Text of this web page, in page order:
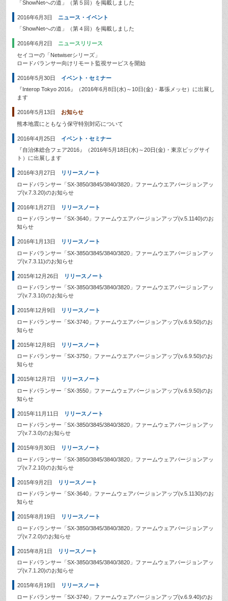
「ShowNetへの道」（第５回）を掲載しました
2016年6月3日
ニュース・イベント
「ShowNetへの道」（第４回）を掲載しました
2016年6月2日
ニュースリリース
セイコーの「Netwiserシリーズ」
ロードバランサー向けリモート監視サービスを開始
2016年5月30日
イベント・セミナー
『Interop Tokyo 2016』（2016年6月8日(水)～10日(金)・幕張メッセ）に出展し
ます
2016年5月13日
お知らせ
熊本地震にともなう保守特別対応について
2016年4月25日
イベント・セミナー
『自治体総合フェア2016』（2016年5月18日(水)～20日(金)・東京ビッグサイ
ト）に出展します
2016年3月27日
リリースノート
ロードバランサー「SX-3850/3845/3840/3820」ファームウエアバージョンアッ
プ(v.7.3.20)のお知らせ
2016年1月27日
リリースノート
ロードバランサー「SX-3640」ファームウエアバージョンアップ(v.5.1140)のお
知らせ
2016年1月13日
リリースノート
ロードバランサー「SX-3850/3845/3840/3820」ファームウエアバージョンアッ
プ(v.7.3.11)のお知らせ
2015年12月26日
リリースノート
ロードバランサー「SX-3850/3845/3840/3820」ファームウエアバージョンアッ
プ(v.7.3.10)のお知らせ
2015年12月9日
リリースノート
ロードバランサー「SX-3740」ファームウエアバージョンアップ(v.6.9.50)のお
知らせ
2015年12月8日
リリースノート
ロードバランサー「SX-3750」ファームウエアバージョンアップ(v.6.9.50)のお
知らせ
2015年12月7日
リリースノート
ロードバランサー「SX-3550」ファームウェアバージョンアップ(v.6.9.50)のお
知らせ
2015年11月11日
リリースノート
ロードバランサー「SX-3850/3845/3840/3820」ファームウェアバージョンアッ
プ(v.7.3.0)のお知らせ
2015年9月30日
リリースノート
ロードバランサー「SX-3850/3845/3840/3820」ファームウェアバージョンアッ
プ(v.7.2.10)のお知らせ
2015年9月2日
リリースノート
ロードバランサー「SX-3640」ファームウェアバージョンアップ(v.5.1130)のお
知らせ
2015年8月19日
リリースノート
ロードバランサー「SX-3850/3845/3840/3820」ファームウェアバージョンアッ
プ(v.7.2.0)のお知らせ
2015年8月1日
リリースノート
ロードバランサー「SX-3850/3845/3840/3820」ファームウェアバージョンアッ
プ(v.7.1.20)のお知らせ
2015年6月19日
リリースノート
ロードバランサー「SX-3740」ファームウェアバージョンアップ(v.6.9.40)のお